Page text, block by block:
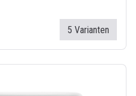
5 Varianten